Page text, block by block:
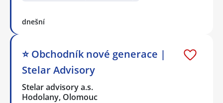
dnešní
⭐️ Obchodník nové generace |
Stelar Advisory
Stelar advisory a.s.
Hodolany, Olomouc